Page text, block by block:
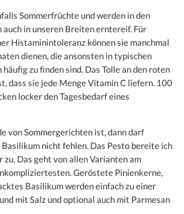
Sommerfrüchte und werden in den
auch in unseren Breiten erntereif. Für
Histaminintoleranz können sie manchmal
dienen, die ansonsten in typischen
zu finden sind. Das Tolle an den roten
dass sie jede Menge Vitamin C liefern. 100
locker den Tagesbedarf eines
von Sommergerichten ist, dann darf
nicht fehlen. Das Pesto bereite ich
zu. Das geht von allen Varianten am
Geröstete Pinienkerne,
Basilikum werden einfach zu einer
mit Salz und optional auch mit Parmesan